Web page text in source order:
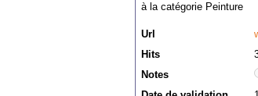
à la catégorie Peinture
Url
Hits
Notes